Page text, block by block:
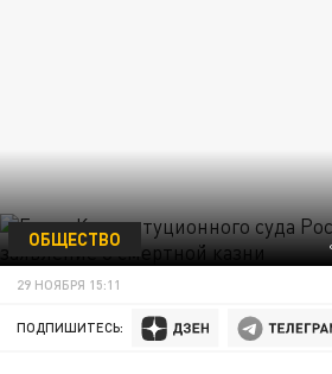
ОБЩЕСТВО
29 НОЯБРЯ 15:11
ПОДПИШИТЕСЬ: